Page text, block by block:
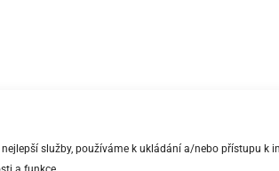
služby, používáme k ukládání a/nebo přístupu